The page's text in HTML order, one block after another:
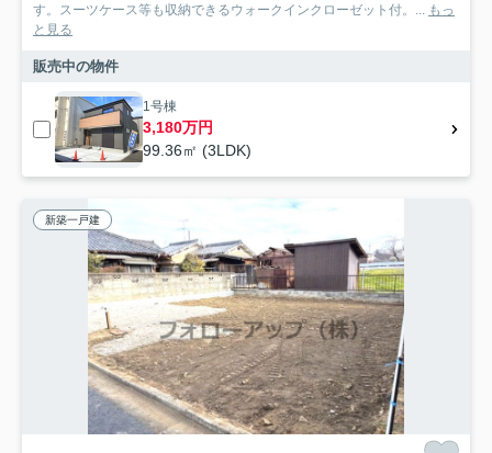
す。スーツケース等も収納できるウォークインクローゼット付。... もっ
と見る
販売中の物件
1号棟
3,180万円
99.36㎡ (3LDK)
新築一戸建